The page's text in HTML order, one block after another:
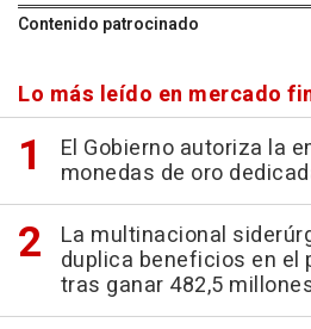
Contenido patrocinado
Lo más leído en mercado
El Gobierno autoriza la
monedas de oro
La multinacional
duplica beneficios en el
tras ganar 482,5